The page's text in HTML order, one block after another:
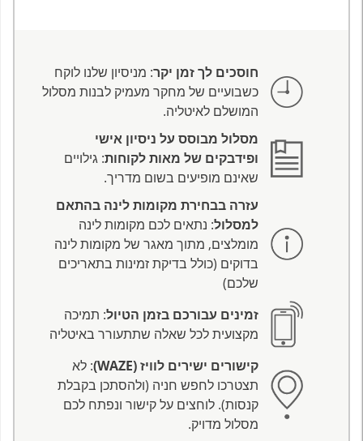
חוסכים לך זמן יקר: מניסיון שלנו לוקח
כשבועיים של מחקר מעמיק לבנות מסלול
המושלם לאיטליה.
מסלול מבוסס על ניסיון אישי
ופידבקים של מאות לקוחות: גילויים
שאינם מופיעים בשום מדריך.
עזרה בבחירת מקומות לינה בהתאם
למסלול: נתאים לכם מקומות לינה
מומלצים, מתוך מאגר של מקומות לינה
בדוקים (כולל בדיקת זמינות בתאריכים
שלכם)
זמינים עבורכם בזמן הטיול: תמיכה
מקצועית לכל שאלה שתתעורר באיטליה
קישורים ישירים לוויז (WAZE)
: לא
תצטרכו לחפש חניה (ולהסתכן בקבלת
קנסות). לוחצים על קישור ונפתח לכם
מסלול מדויק.